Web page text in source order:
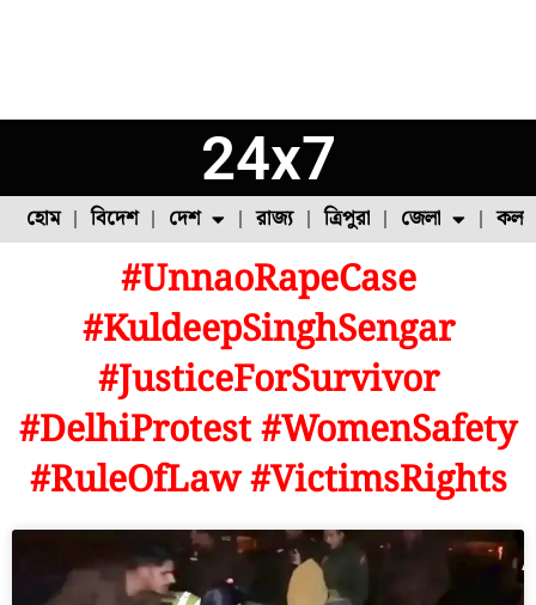
24x7
হোম বিদেশ দেশ
ফুল চাষ ফল চাষ মাছ চাষ
রাজ্য ত্রিপুরা জেলা
#UnnaoRapeCase
#KuldeepSinghSengar
#JusticeForSurvivor
#DelhiProtest #WomenSafety
#RuleOfLaw #VictimsRights